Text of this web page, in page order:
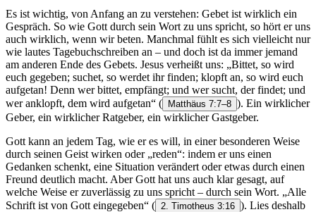
Es ist wichtig, von Anfang an zu verstehen: Gebet ist wirklich ein
Gespräch. So wie Gott durch sein Wort zu uns spricht, so hört er uns
auch wirklich, wenn wir beten. Manchmal fühlt es sich vielleicht nur
wie lautes Tagebuchschreiben an – und doch ist da immer jemand
am anderen Ende des Gebets. Jesus verheißt uns: „Bittet, so wird
euch gegeben; suchet, so werdet ihr finden; klopft an, so wird euch
aufgetan! Denn wer bittet, empfängt; und wer sucht, der findet; und
wer anklopft, dem wird aufgetan“ ( Matthäus 7:7–8 ). Ein wirklicher
Geber, ein wirklicher Ratgeber, ein wirklicher Gastgeber.
Gott kann an jedem Tag, wie er es will, in einer besonderen Weise
durch seinen Geist wirken oder „reden“: indem er uns einen
Gedanken schenkt, eine Situation verändert oder etwas durch einen
Freund deutlich macht. Aber Gott hat uns auch klar gesagt, auf
welche Weise er zuverlässig zu uns spricht – durch sein Wort. „Alle
Schrift ist von Gott eingegeben“ ( 2. Timotheus 3:16 ). Lies deshalb